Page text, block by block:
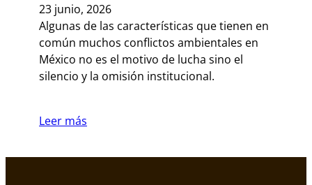
23 junio, 2026
Algunas de las características que tienen en
común muchos conflictos ambientales en
México no es el motivo de lucha sino el
silencio y la omisión institucional.
Leer más